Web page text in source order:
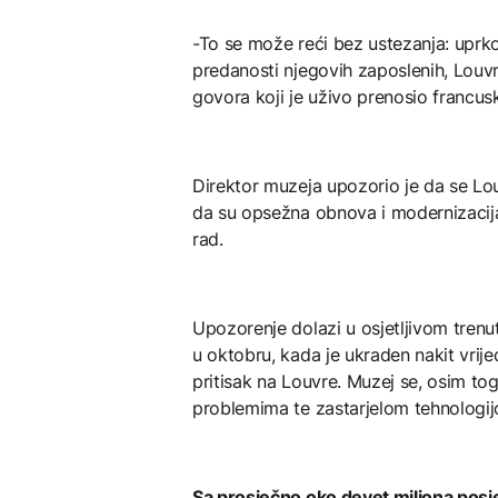
-To se može reći bez ustezanja:
predanosti njegovih zaposlenih,
govora koji je uživo prenosio
Direktor muzeja upozorio je da se
da su opsežna obnova i
rad.
Upozorenje dolazi u osjetljivom
u oktobru, kada je ukraden nakit
pritisak na Louvre. Muzej se, osim
problemima te zastarjelom